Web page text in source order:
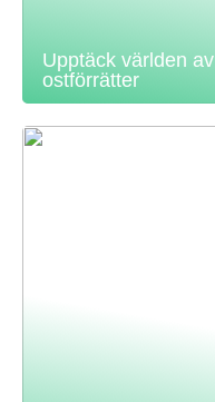
Upptäck världen av
ostförrätter